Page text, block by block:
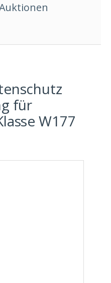
für
W177